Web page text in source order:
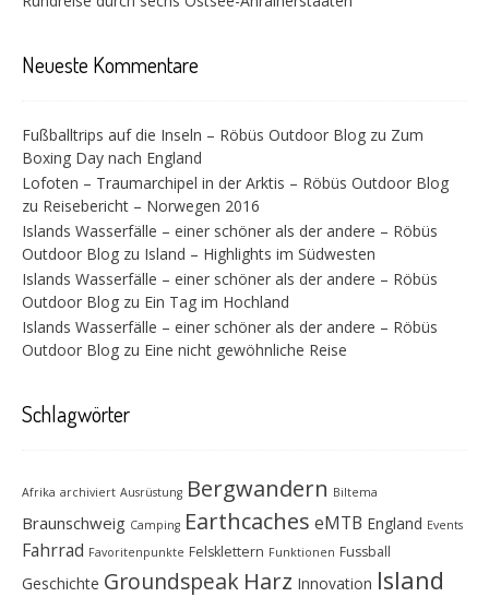
Neueste Kommentare
Fußballtrips auf die Inseln – Röbüs Outdoor Blog zu Zum
Boxing Day nach England
Lofoten – Traumarchipel in der Arktis – Röbüs Outdoor Blog
zu Reisebericht – Norwegen 2016
Islands Wasserfälle – einer schöner als der andere – Röbüs
Outdoor Blog zu Island – Highlights im Südwesten
Islands Wasserfälle – einer schöner als der andere – Röbüs
Outdoor Blog zu Ein Tag im Hochland
Islands Wasserfälle – einer schöner als der andere – Röbüs
Outdoor Blog zu Eine nicht gewöhnliche Reise
Schlagwörter
Afrika archiviert Ausrüstung Bergwandern Biltema
Braunschweig Camping Earthcaches eMTB England Events
Fahrrad Favoritenpunkte Felsklettern Funktionen Fussball
Geschichte Groundspeak Harz Innovation Island